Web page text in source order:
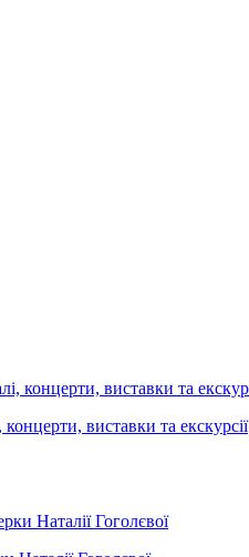
виставки та екскурсії